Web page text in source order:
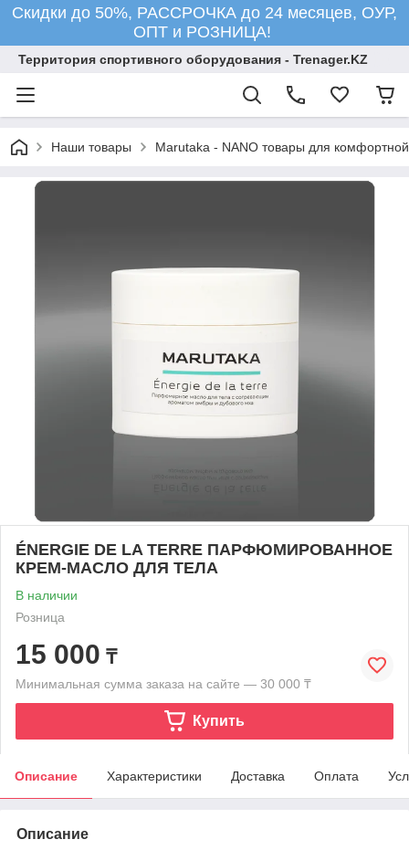
Скидки до 50%, РАССРОЧКА до 24 месяцев, ОУР,
ОПТ и РОЗНИЦА!
Территория спортивного оборудования - Trenager.KZ
Наши товары Marutaka - NANO товары для
ÉNERGIE DE LA TERRE ПАРФЮМИРОВАННОЕ
КРЕМ-МАСЛО ДЛЯ ТЕЛА
В наличии
Розница
15 000 ₸
Минимальная сумма заказа на сайте — 30 000 ₸
Купить
Описание Характеристики Доставка Оплата
Описание